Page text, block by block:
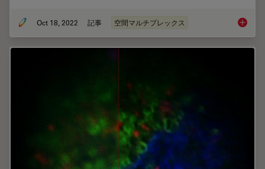
Oct 18, 2022 記事 空間マルチプレックス